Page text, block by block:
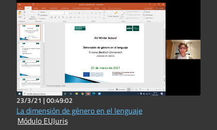
23/3/21 |00:49:02
La dimensión de género en el lenguaje
Módulo EUJuris